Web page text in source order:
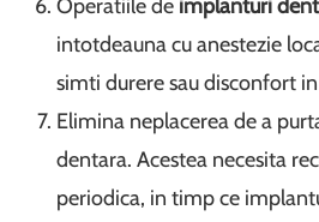
Operatiile de implanturi
intotdeauna cu anestezie
simti durere sau disconfort
Elimina neplacerea de a
dentara. Acestea necesita
periodica, in timp ce